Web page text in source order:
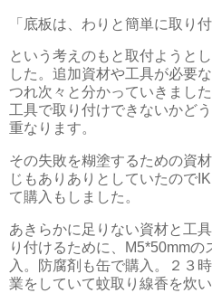
「底板は、わりと簡単に取り
という考えのもと取付ようと
した。追加資材や工具が必要
つれ次々と分かっていきまし
工具で取り付けできないかど
重なります。
その失敗を糊塗するための資
じもありありとしていたので
て購入もしました。
あきらかに足りない資材と工
り付けるために、M5*50mm
入。防腐剤も缶で購入。２３
業をしていて蚊取り線香を炊